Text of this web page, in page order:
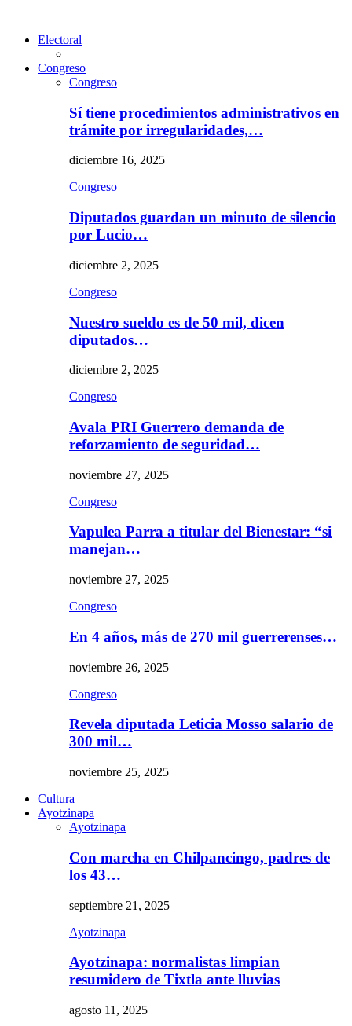
Electoral
Congreso
Congreso
Sí tiene procedimientos administrativos en
trámite por irregularidades,…
diciembre 16, 2025
Congreso
Diputados guardan un minuto de silencio
por Lucio…
diciembre 2, 2025
Congreso
Nuestro sueldo es de 50 mil, dicen
diputados…
diciembre 2, 2025
Congreso
Avala PRI Guerrero demanda de
reforzamiento de seguridad…
noviembre 27, 2025
Congreso
Vapulea Parra a titular del Bienestar: “si
manejan…
noviembre 27, 2025
Congreso
En 4 años, más de 270 mil guerrerenses…
noviembre 26, 2025
Congreso
Revela diputada Leticia Mosso salario de
300 mil…
noviembre 25, 2025
Cultura
Ayotzinapa
Ayotzinapa
Con marcha en Chilpancingo, padres de
los 43…
septiembre 21, 2025
Ayotzinapa
Ayotzinapa: normalistas limpian
resumidero de Tixtla ante lluvias
agosto 11, 2025